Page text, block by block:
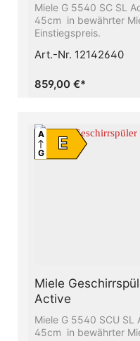
Miele G 5540 SC SL
45cm in bewährter
Einstiegspreis.
Art.-Nr. 12142640
859,00 €*
E
A
G
Miele
Active
Miele G 5540 SCU
45cm in bewährter